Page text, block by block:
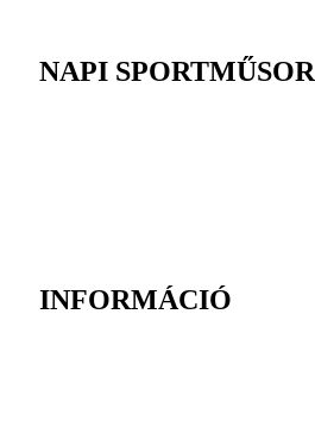
NAPI SPORTMŰSOR
INFORMÁCIÓ